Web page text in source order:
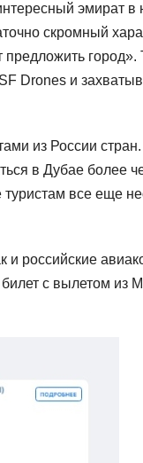
эмират
скромный
город».
Drones и
из России
в Дубае более
все еще
российские
с вылетом из